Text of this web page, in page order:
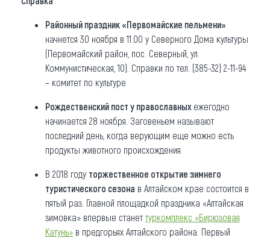
Районный праздник «Первомайские пельмени»
начнется 30 ноября в 11.00 у Северного Дома культуры
(Первомайский район, пос. Северный, ул.
Коммунистическая, 10). Справки по тел. (385-32) 2-11-94
– комитет по культуре.
Рождественский пост у православных ежегодно
начинается 28 ноября. Заговеньем называют
последний день, когда верующим еще можно есть
продукты животного происхождения.
В 2018 году торжественное открытие зимнего
туристического сезона в Алтайском крае состоится в
пятый раз. Главной площадкой праздника «Алтайская
зимовка» впервые станет туркомплекс «Бирюзовая
Катунь» в предгорьях Алтайского района. Первый